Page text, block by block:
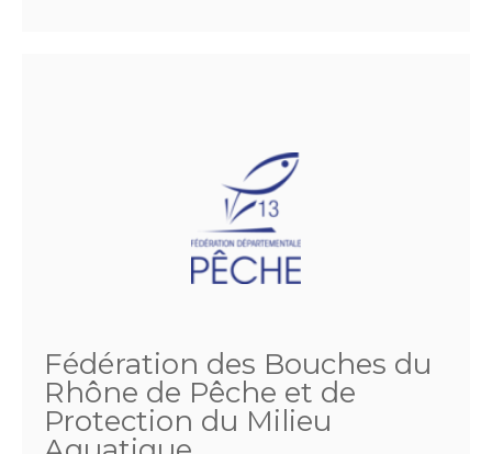
Fédération des Bouches du
Rhône de Pêche et de
Protection du Milieu